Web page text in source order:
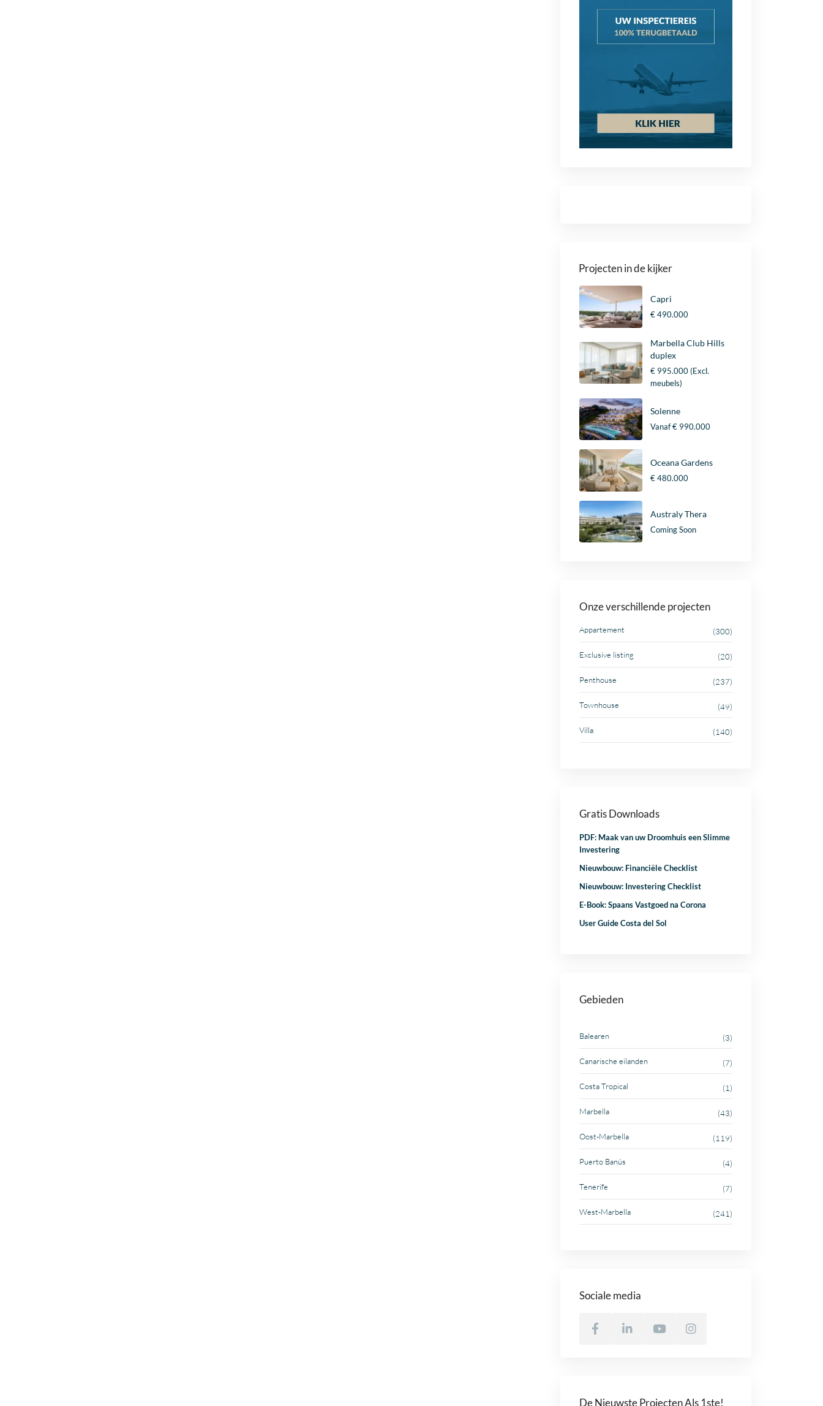
Projecten in de kijker
Capri
€ 490.000
Marbella Club Hills
duplex
€ 995.000(Excl.
meubels)
Solenne
Vanaf€ 990.000
Oceana Gardens
€ 480.000
Australy Thera
Coming Soon
Onze verschillende projecten
Appartement (300)
Exclusive listing (20)
Penthouse (237)
Townhouse (49)
Villa (140)
Gratis Downloads
PDF: Maak van uw Droomhuis een Slimme
Investering
Nieuwbouw: Financiële Checklist
Nieuwbouw: Investering Checklist
E-Book: Spaans Vastgoed na Corona
User Guide Costa del Sol
Gebieden
Balearen (3)
Canarische eilanden (7)
Costa Tropical (1)
Marbella (43)
Oost-Marbella (119)
Puerto Banús (4)
Tenerife (7)
West-Marbella (241)
Sociale media
De Nieuwste Projecten Als 1ste!